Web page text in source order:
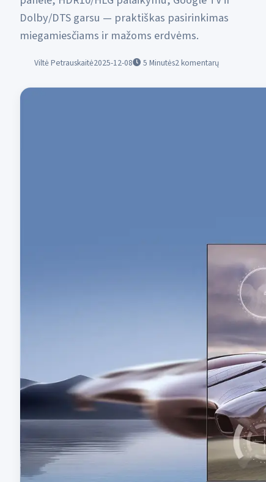
Dolby/DTS garsu — praktiškas pasirinkimas
miegamiesčiams ir mažoms erdvėms.
Viltė Petrauskaitė2025-12-08 5 Minutės2 komentarų